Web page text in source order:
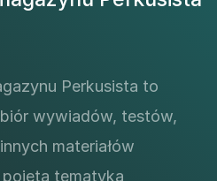
Perkusista to
wywiadów, testów,
materiałów
tematyką